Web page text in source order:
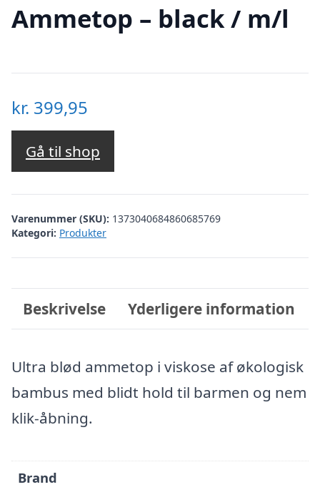
Ammetop – black / m/l
kr. 399,95
Gå til shop
Varenummer (SKU): 1373040684860685769
Kategori: Produkter
Beskrivelse Yderligere information
Ultra blød ammetop i viskose af økologisk
bambus med blidt hold til barmen og nem
klik-åbning.
Brand